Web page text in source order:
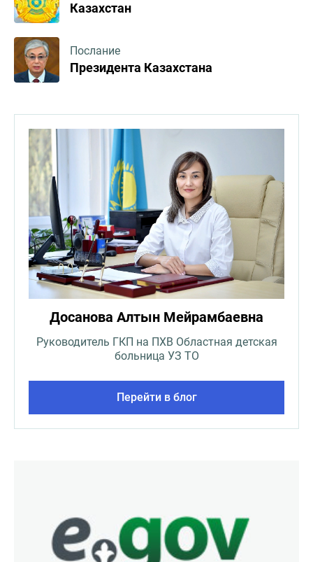
Казахстан
Послание
Президента Казахстана
Досанова Алтын Мейрамбаевна
Руководитель ГКП на ПХВ Областная детская
больница УЗ ТО
Перейти в блог